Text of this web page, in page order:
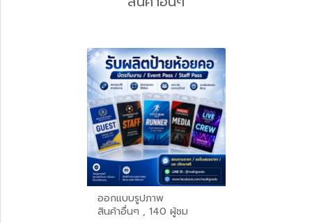
ออกแบบรูปภาพ
สินค้าอื่นๆ , 140 ผู้ชม